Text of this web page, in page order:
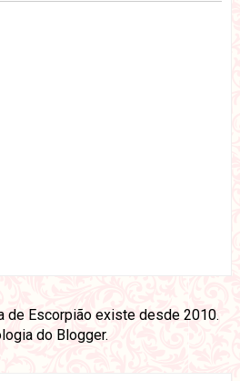
de Escorpião existe desde 2010.
do Blogger.